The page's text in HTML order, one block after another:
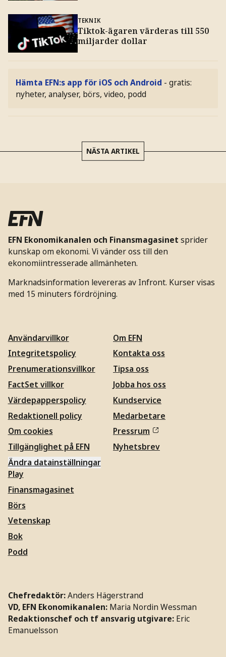
TEKNIK
Tiktok-ägaren värderas till 550
miljarder dollar
Hämta EFN:s app för iOS och Android - gratis:
nyheter, analyser, börs, video, podd
NÄSTA ARTIKEL
EFN Ekonomikanalen och Finansmagasinet sprider
kunskap om ekonomi. Vi vänder oss till den
ekonomiintresserade allmänheten.
Marknadsinformation levereras av Infront. Kurser visas
med 15 minuters fördröjning.
Användarvillkor
Integritetspolicy
Prenumerationsvillkor
FactSet villkor
Värdepapperspolicy
Redaktionell policy
Om cookies
Tillgänglighet på EFN
Ändra datainställningar
Om EFN
Kontakta oss
Tipsa oss
Jobba hos oss
Kundservice
Medarbetare
Pressrum
Nyhetsbrev
Play
Finansmagasinet
Börs
Vetenskap
Bok
Podd
Chefredaktör:Anders Hägerstrand
VD, EFN Ekonomikanalen: Maria Nordin Wessman
Redaktionschef och tf ansvarig utgivare: Eric
Emanuelsson